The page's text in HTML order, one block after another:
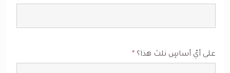
على أيّ أساسٍ نلتَ هذا؟ *